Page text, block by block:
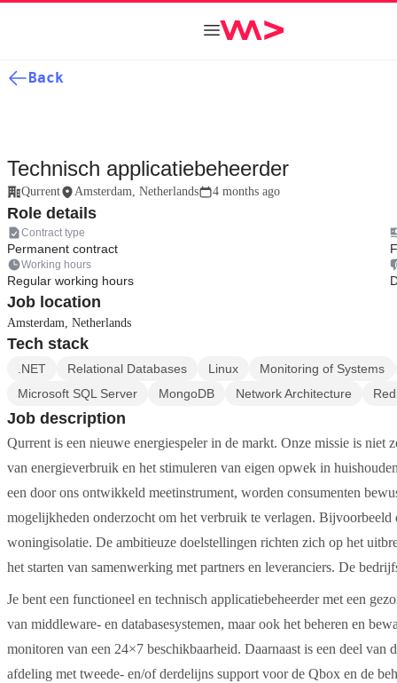
Back
Technisch applicatiebeheerder
Qurrent Amsterdam, Netherlands 4 months ago
Role details
Contract type
Permanent contract
Working hours
Regular working hours
Job location
Amsterdam, Netherlands
Tech stack
.NET Relational Databases Linux
Monitoring of Systems
Microsoft SQL Server
MongoDB Network Architecture
Job description
Qurrent is een nieuwe energiespeler in de markt. Onze missie is
van energieverbruik en het stimuleren van eigen opwek in
een door ons ontwikkeld meetinstrument, worden consumenten
mogelijkheden onderzocht om het verbruik te verlagen.
woningisolatie. De ambitieuze doelstellingen richten zich op het
het starten van samenwerking met partners en leveranciers. De
Je bent een functioneel en technisch applicatiebeheerder met een
van middleware- en databasesystemen, maar ook het beheren en
monitoren van een 24×7 beschikbaarheid. Daarnaast is een deel
afdeling met tweede- en/of derdelijns support voor de Qbox en de